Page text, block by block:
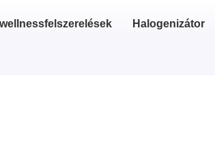
Halogenizátor